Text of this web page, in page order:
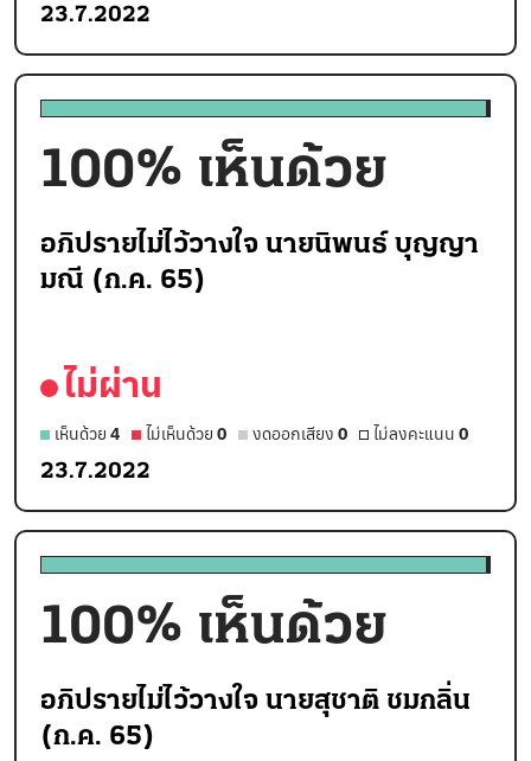
23.7.2022
100% เห็นด้วย
อภิปรายไม่ไว้วางใจ นายนิพนธ์ บุญญา
มณี (ก.ค. 65)
ไม่ผ่าน
เห็นด้วย 4 ไม่เห็นด้วย 0 งดออกเสียง 0 ไม่ลงคะแนน 0
23.7.2022
100% เห็นด้วย
อภิปรายไม่ไว้วางใจ นายสุชาติ ชมกลิ่น
(ก.ค. 65)